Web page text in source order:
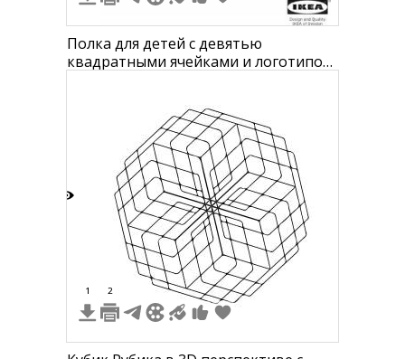
Полка для детей с девятью
квадратными ячейками и логотипом
1 2